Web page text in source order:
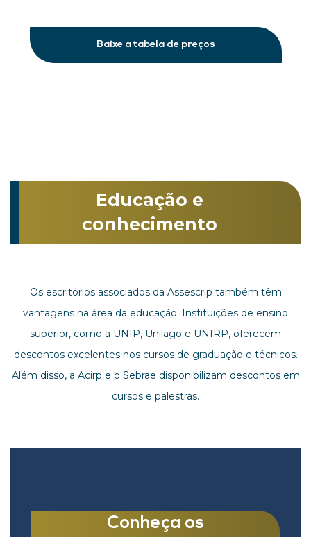
Baixe a tabela de preços
Educação e
conhecimento
Os escritórios associados da Assescrip também têm
vantagens na área da educação. Instituições de ensino
superior, como a UNIP, Unilago e UNIRP, oferecem
descontos excelentes nos cursos de graduação e técnicos.
Além disso, a Acirp e o Sebrae disponibilizam descontos em
cursos e palestras.
Conheça os